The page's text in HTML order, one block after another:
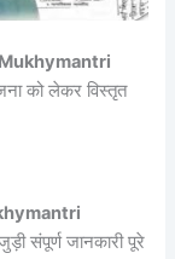
Mukhymantri
को लेकर विस्तृत
संपूर्ण जानकारी पूरे